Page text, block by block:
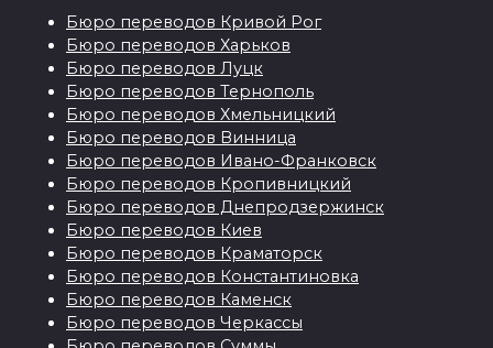
Бюро переводов Кривой Рог
Бюро переводов Харьков
Бюро переводов Луцк
Бюро переводов Тернополь
Бюро переводов Хмельницкий
Бюро переводов Винница
Бюро переводов Ивано-Франковск
Бюро переводов Кропивницкий
Бюро переводов Днепродзержинск
Бюро переводов Киев
Бюро переводов Краматорск
Бюро переводов Константиновка
Бюро переводов Каменск
Бюро переводов Черкассы